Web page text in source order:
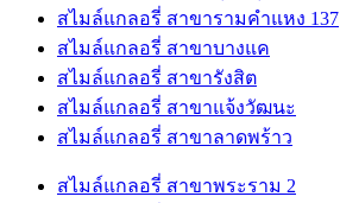
สไมล์แกลอรี่ สาขารามคำแหง 137
สไมล์แกลอรี่ สาขาบางแค
สไมล์แกลอรี่ สาขารังสิต
สไมล์แกลอรี่ สาขาแจ้งวัฒนะ
สไมล์แกลอรี่ สาขาลาดพร้าว
สไมล์แกลอรี่ สาขาพระราม 2